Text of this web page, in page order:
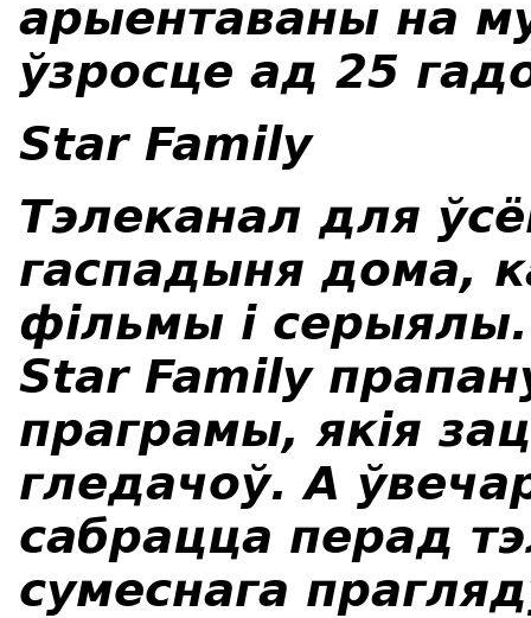
арыентаваны на
ўзросце ад 25
Star Family
Тэлеканал для
гаспадыня дома,
фільмы і
Star Family
праграмы, якія
гледачоў. А
сабрацца перад
сумеснага